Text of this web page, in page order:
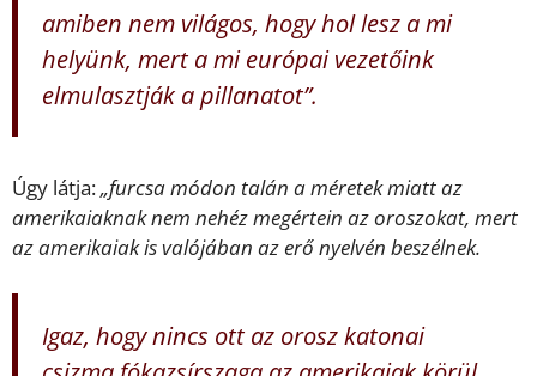
amiben nem világos, hogy hol lesz a mi
helyünk, mert a mi európai vezetőink
elmulasztják a pillanatot”.
Úgy látja:„furcsa módon talán a méretek miatt az
amerikaiaknak nem nehéz megértein az oroszokat, mert
az amerikaiak is valójában az erő nyelvén beszélnek.
Igaz, hogy nincs ott az orosz katonai